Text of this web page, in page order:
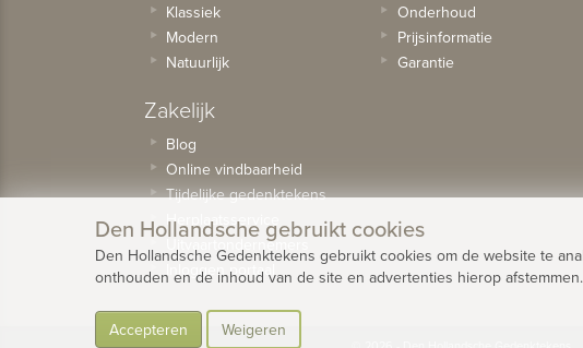
Klassiek
Modern
Natuurlijk
Zakelijk
Blog
Online vindbaarheid
Tijdelijke gedenktekens
Herplaatsservice
Uitvaartondernemers
Inloggen portaal
Onderhoud
Prijsinformatie
Garantie
Den Hollandsche gebruikt cookies
Den Hollandsche Gedenktekens gebruikt cookies om de website te
onthouden en de inhoud van de site en advertenties hierop
Accepteren Weigeren